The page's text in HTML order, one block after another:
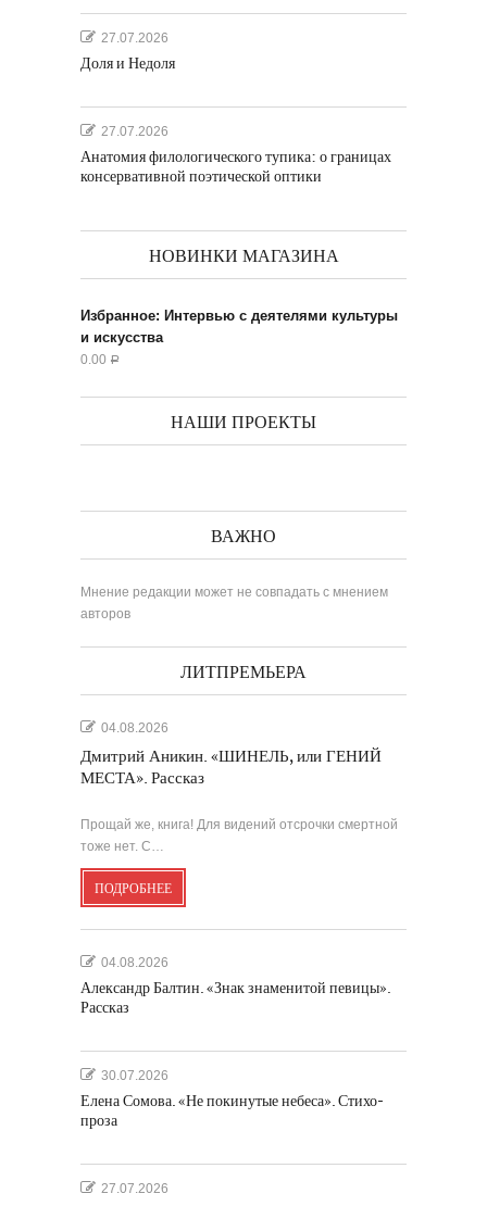
27.07.2026
Доля и Недоля
27.07.2026
Анатомия филологического тупика: о границах
консервативной поэтической оптики
НОВИНКИ МАГАЗИНА
Избранное: Интервью с деятелями культуры
и искусства
0.00 Р
НАШИ ПРОЕКТЫ
ВАЖНО
Мнение редакции может не совпадать с мнением
авторов
ЛИТПРЕМЬЕРА
04.08.2026
Дмитрий Аникин. «ШИНЕЛЬ, или ГЕНИЙ
МЕСТА». Рассказ
Прощай же, книга! Для видений отсрочки смертной
тоже нет. С…
ПОДРОБНЕЕ
04.08.2026
Александр Балтин. «Знак знаменитой певицы».
Рассказ
30.07.2026
Елена Сомова. «Не покинутые небеса». Стихо-
проза
27.07.2026